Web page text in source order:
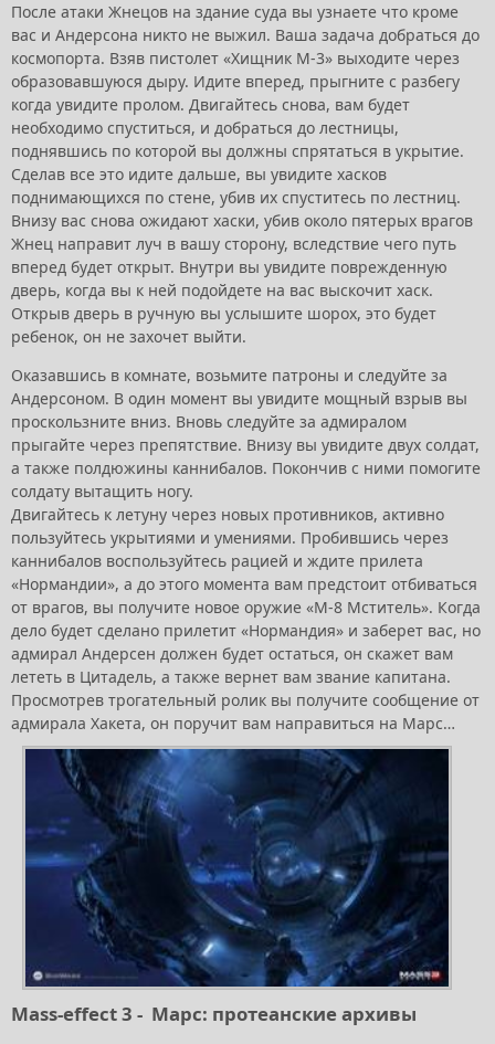
После атаки Жнецов на здание суда вы узнаете что кроме
вас и Андерсона никто не выжил. Ваша задача добраться до
космопорта. Взяв пистолет «Хищник М-3» выходите через
образовавшуюся дыру. Идите вперед, прыгните с разбегу
когда увидите пролом. Двигайтесь снова, вам будет
необходимо спуститься, и добраться до лестницы,
поднявшись по которой вы должны спрятаться в укрытие.
Сделав все это идите дальше, вы увидите хасков
поднимающихся по стене, убив их спуститесь по лестниц.
Внизу вас снова ожидают хаски, убив около пятерых врагов
Жнец направит луч в вашу сторону, вследствие чего путь
вперед будет открыт. Внутри вы увидите поврежденную
дверь, когда вы к ней подойдете на вас выскочит хаск.
Открыв дверь в ручную вы услышите шорох, это будет
ребенок, он не захочет выйти.
Оказавшись в комнате, возьмите патроны и следуйте за
Андерсоном. В один момент вы увидите мощный взрыв вы
проскользните вниз. Вновь следуйте за адмиралом
прыгайте через препятствие. Внизу вы увидите двух солдат,
а также полдюжины каннибалов. Покончив с ними помогите
солдату вытащить ногу.
Двигайтесь к летуну через новых противников, активно
пользуйтесь укрытиями и умениями. Пробившись через
каннибалов воспользуйтесь рацией и ждите прилета
«Нормандии», а до этого момента вам предстоит отбиваться
от врагов, вы получите новое оружие «М-8 Мститель». Когда
дело будет сделано прилетит «Нормандия» и заберет вас, но
адмирал Андерсен должен будет остаться, он скажет вам
лететь в Цитадель, а также вернет вам звание капитана.
Просмотрев трогательный ролик вы получите сообщение от
адмирала Хакета, он поручит вам направиться на Марс…
Mass-effect 3 - Марс: протеанские архивы